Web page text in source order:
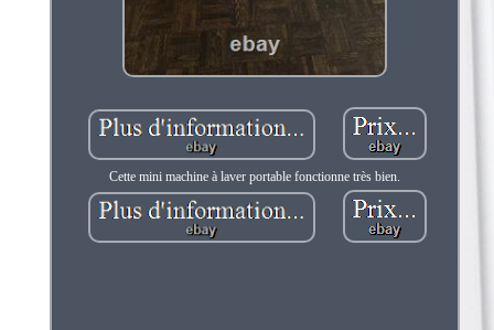
Cette mini machine à laver portable fonctionne très bien.